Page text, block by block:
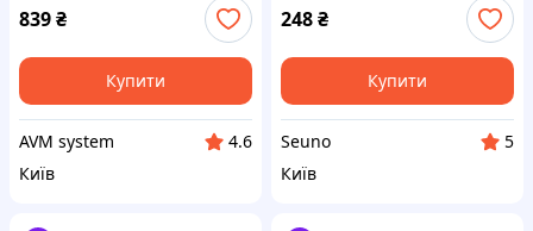
Зелений HP-5-19GR
839₴
Купити
AVM system
4.6
Київ
ручна дерев'яна для
фанатів та колекціонерів
248₴
Купити
Seuno
5
Київ